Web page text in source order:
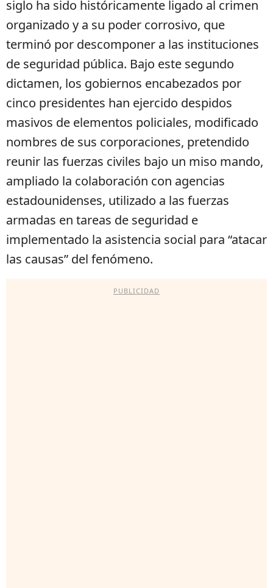
siglo ha sido históricamente ligado al crimen
organizado y a su poder corrosivo, que
terminó por descomponer a las instituciones
de seguridad pública. Bajo este segundo
dictamen, los gobiernos encabezados por
cinco presidentes han ejercido despidos
masivos de elementos policiales, modificado
nombres de sus corporaciones, pretendido
reunir las fuerzas civiles bajo un miso mando,
ampliado la colaboración con agencias
estadounidenses, utilizado a las fuerzas
armadas en tareas de seguridad e
implementado la asistencia social para “atacar
las causas” del fenómeno.
PUBLICIDAD